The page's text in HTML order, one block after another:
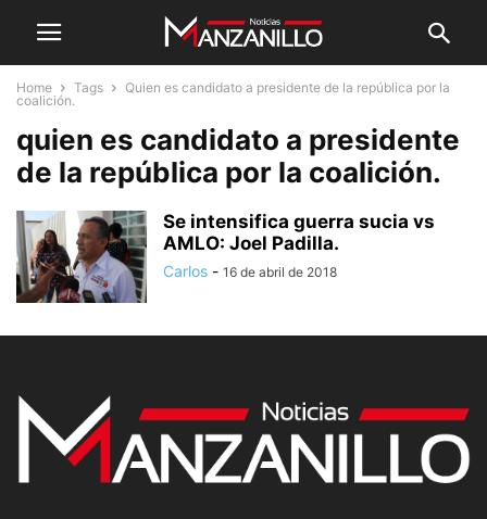
Home Tags
Quien es candidato a presidente de la república por la
coalición.
quien es candidato a presidente
de la república por la coalición.
Se intensifica guerra sucia vs
AMLO: Joel Padilla.
Carlos - 16 de abril de 2018